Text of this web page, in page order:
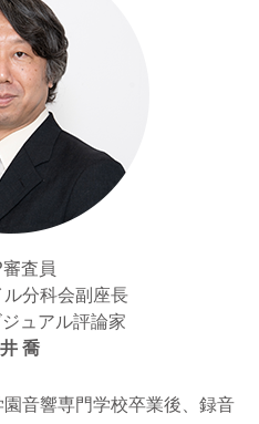
査員
分科会副座長
ュアル評論家
喬
音響専門学校卒業後、録音